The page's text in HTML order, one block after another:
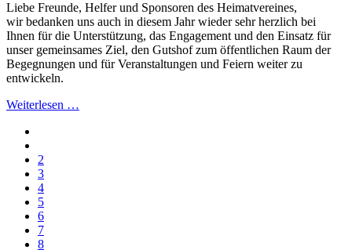
Liebe Freunde, Helfer und Sponsoren des Heimatvereines,
wir bedanken uns auch in diesem Jahr wieder sehr herzlich bei
Ihnen für die Unterstützung, das Engagement und den Einsatz für
unser gemeinsames Ziel, den Gutshof zum öffentlichen Raum der
Begegnungen und für Veranstaltungen und Feiern weiter zu
entwickeln.
Weiterlesen …
2
3
4
5
6
7
8